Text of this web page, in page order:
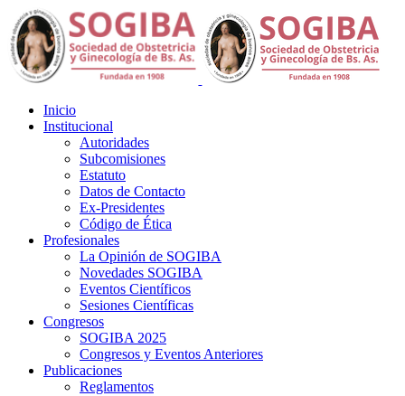
Inicio
Institucional
Autoridades
Subcomisiones
Estatuto
Datos de Contacto
Ex-Presidentes
Código de Ética
Profesionales
La Opinión de SOGIBA
Novedades SOGIBA
Eventos Científicos
Sesiones Científicas
Congresos
SOGIBA 2025
Congresos y Eventos Anteriores
Publicaciones
Reglamentos